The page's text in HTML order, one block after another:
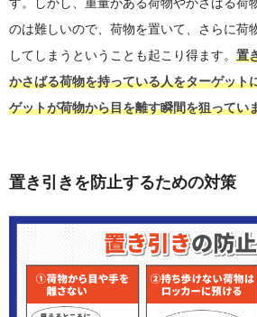
のは難しいので、荷物を置いて、さらに荷
してしまうということも起こり得ます。 置
かさばる荷物を持っている人をターゲット
ゲットが荷物から目を離す瞬間を狙ってい
置き引きを防止するための対策